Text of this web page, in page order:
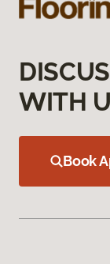
WITH
Book